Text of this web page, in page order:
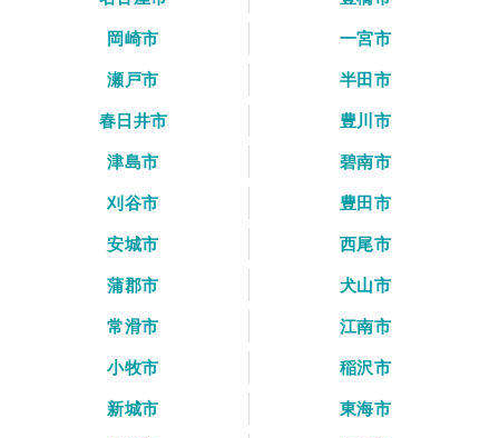
岡崎市
一宮市
瀬戸市
半田市
春日井市
豊川市
津島市
碧南市
刈谷市
豊田市
安城市
西尾市
蒲郡市
犬山市
常滑市
江南市
小牧市
稲沢市
新城市
東海市